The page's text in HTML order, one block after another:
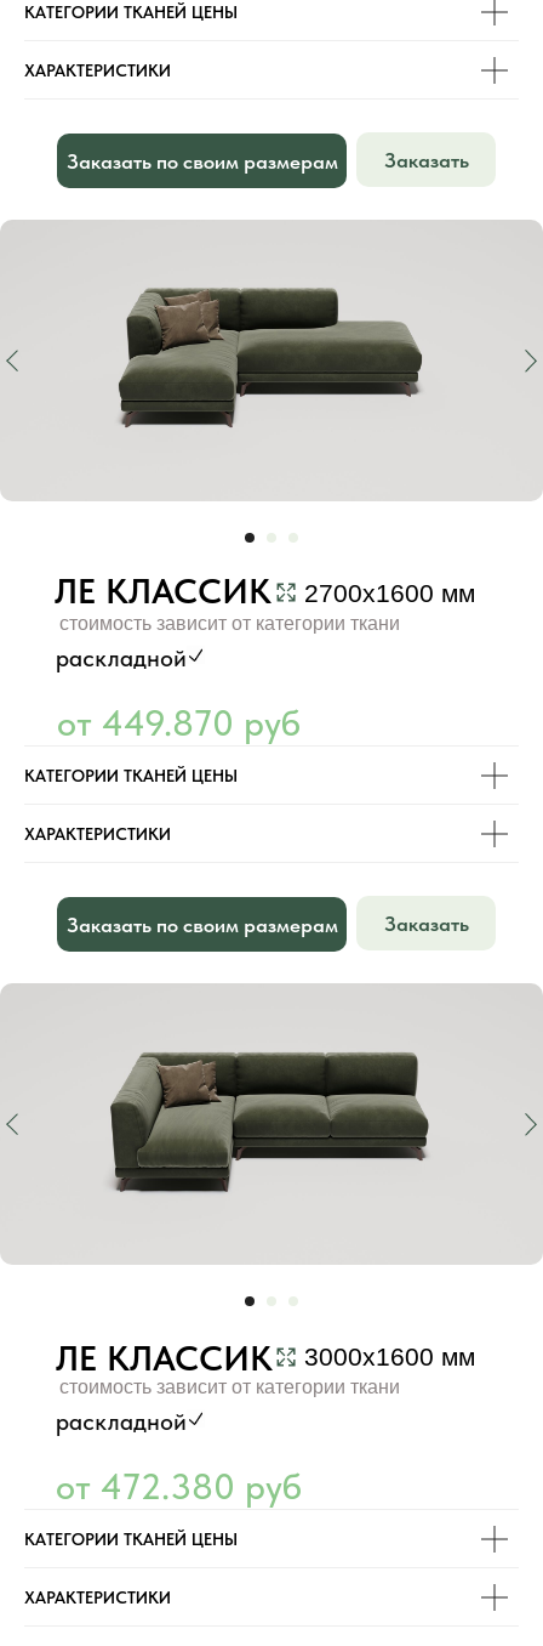
КАТЕГОРИИ ТКАНЕЙ ЦЕНЫ
ХАРАКТЕРИСТИКИ
Заказать по своим размерам Заказать
2700х1600 мм
стоимость зависит от категории ткани
ЛЕ КЛАССИК
раскладной
от 449.870 руб
КАТЕГОРИИ ТКАНЕЙ ЦЕНЫ
ХАРАКТЕРИСТИКИ
Заказать по своим размерам Заказать
3000х1600 мм
стоимость зависит от категории ткани
ЛЕ КЛАССИК
раскладной
от 472.380 руб
КАТЕГОРИИ ТКАНЕЙ ЦЕНЫ
ХАРАКТЕРИСТИКИ